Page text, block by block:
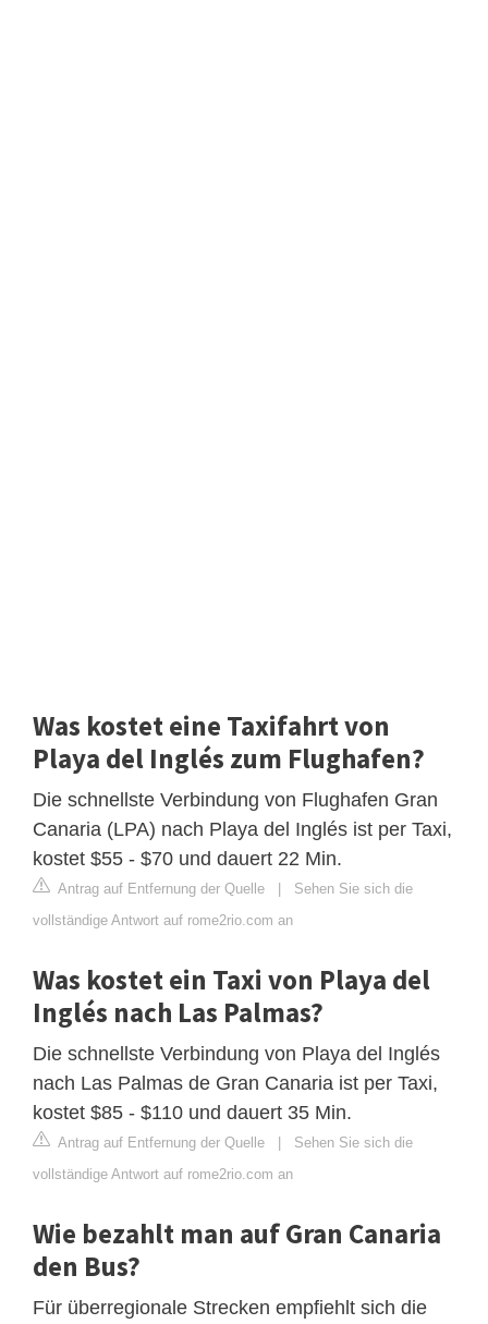
Was kostet eine Taxifahrt von
Playa del Inglés zum Flughafen?
Die schnellste Verbindung von Flughafen Gran
Canaria (LPA) nach Playa del Inglés ist per Taxi,
kostet $55 - $70 und dauert 22 Min.
Antrag auf Entfernung der Quelle | Sehen Sie sich die
vollständige Antwort auf rome2rio.com an
Was kostet ein Taxi von Playa del
Inglés nach Las Palmas?
Die schnellste Verbindung von Playa del Inglés
nach Las Palmas de Gran Canaria ist per Taxi,
kostet $85 - $110 und dauert 35 Min.
Antrag auf Entfernung der Quelle | Sehen Sie sich die
vollständige Antwort auf rome2rio.com an
Wie bezahlt man auf Gran Canaria
den Bus?
Für überregionale Strecken empfiehlt sich die